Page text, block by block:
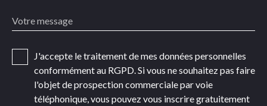
Votre message
J'accepte le traitement de mes données personnelles
conformément au RGPD. Si vous ne souhaitez pas faire
l'objet de prospection commerciale par voie
téléphonique, vous pouvez vous inscrire gratuitement